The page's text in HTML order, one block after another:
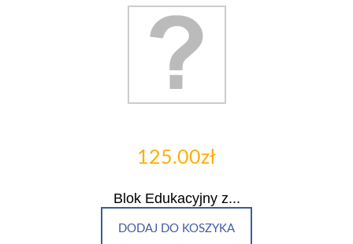
125.00zł
Blok Edukacyjny z...
DODAJ DO KOSZYKA